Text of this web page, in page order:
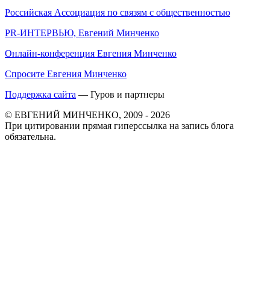
Российская Ассоциация по связям с общественностью
PR-ИНТЕРВЬЮ, Евгений Минченко
Онлайн-конференция Евгения Минченко
Спросите Евгения Минченко
Поддержка сайта — Гуров и партнеры
© ЕВГЕНИЙ МИНЧЕНКО, 2009 - 2026
При цитировании прямая гиперссылка на запись блога
обязательна.